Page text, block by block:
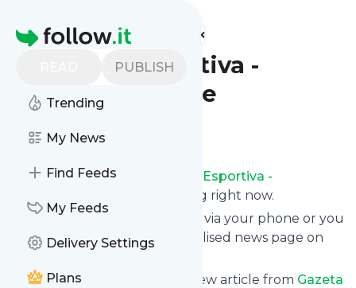
Homepage
PUBLISH
Trending
My News
Find Feeds
My Feeds
Delivery Settings
Plans
Find more feeds
Gazeta Esportiva -
Internazionale
Follow
Receive updates from
Gazeta Esportiva -
for free, starting right now.
We can deliver them by email, via your phone or you
can read them from a personalised news page on
This way you won't miss any new article from Gazeta